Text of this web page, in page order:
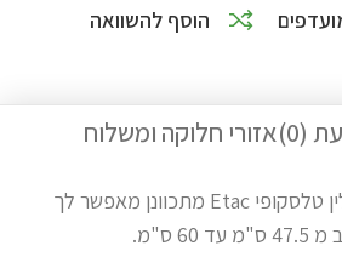
הוסף להשוואה
(0) אזורי חלוקה ומשלוח
כסא רחצה למקלחת קלין טלסקופי Etac מתכוונן מאפשר לך
ס"מ.